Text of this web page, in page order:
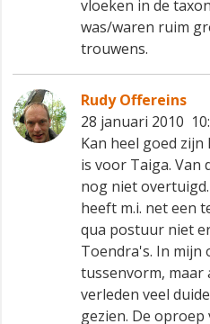
vloeken in de
was/waren ruim
trouwens.
Rudy Offereins
28 januari 2010
Kan heel goed zijn
is voor Taiga. Van
nog niet
heeft m.i. net een
qua postuur niet
Toendra's. In mijn
tussenvorm, maar
verleden veel
gezien. De